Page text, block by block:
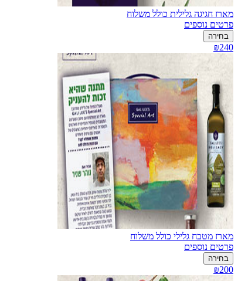
מארז חגיגה גלילית כולל משלוח
פרטים נוספים
בחירה
₪240
מארז מטבח גלילי כולל משלוח
פרטים נוספים
בחירה
₪200